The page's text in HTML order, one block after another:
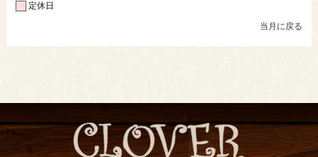
定休日
当月に戻る